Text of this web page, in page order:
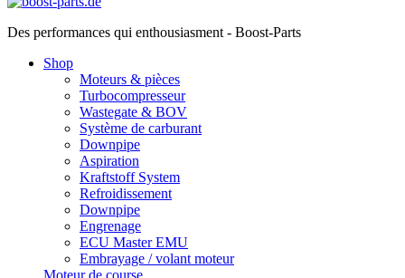
Des performances qui enthousiasment - Boost-Parts
Shop
Moteurs & pièces
Turbocompresseur
Wastegate & BOV
Système de carburant
Downpipe
Aspiration
Kraftstoff System
Refroidissement
Downpipe
Engrenage
ECU Master EMU
Embrayage / volant moteur
Moteur de course